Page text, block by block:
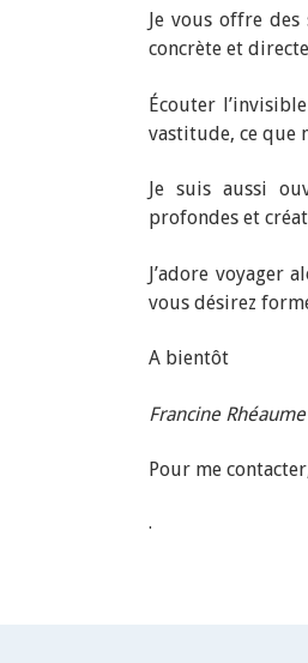
Je vous offre
concrète et
Écouter
vastitude, ce que
Je suis aussi
profondes et
J’adore voyager
vous désirez
A bientôt
Francine Rhéaume
Pour me
.